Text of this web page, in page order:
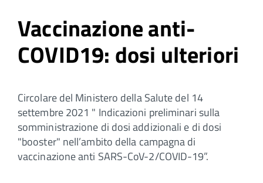
Vaccinazione anti-
COVID19: dosi ulteriori
Circolare del Ministero della Salute del 14
settembre 2021 " Indicazioni preliminari sulla
somministrazione di dosi addizionali e di dosi
"booster" nell’ambito della campagna di
vaccinazione anti SARS-CoV-2/COVID-19”.